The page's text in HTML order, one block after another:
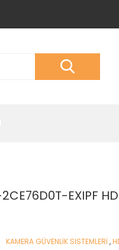
EXIPF
KAMERA GÜVENLİK SİSTEMLERİ ,